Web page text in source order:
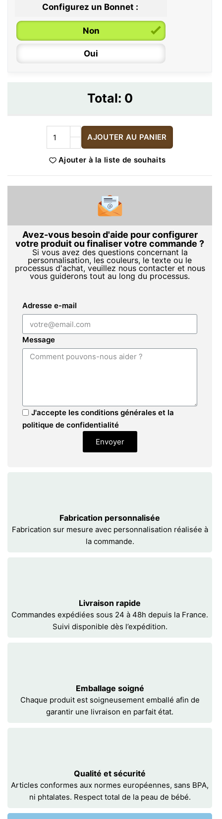
Configurez un Bonnet :
Non
Oui
Total: 0
AJOUTER AU PANIER
Ajouter à la liste de souhaits
Avez-vous besoin d'aide pour configurer
votre produit ou finaliser votre commande ?
Si vous avez des questions concernant la
personnalisation, les couleurs, le texte ou le
processus d'achat, veuillez nous contacter et nous
vous guiderons tout au long du processus.
Adresse e-mail
Message
J'accepte les conditions générales et la
politique de confidentialité
Envoyer
Fabrication personnalisée
Fabrication sur mesure avec personnalisation réalisée à
la commande.
Livraison rapide
Commandes expédiées sous 24 à 48h depuis la France.
Suivi disponible dès l’expédition.
Emballage soigné
Chaque produit est soigneusement emballé afin de
garantir une livraison en parfait état.
Qualité et sécurité
Articles conformes aux normes européennes, sans BPA,
ni phtalates. Respect total de la peau de bébé.